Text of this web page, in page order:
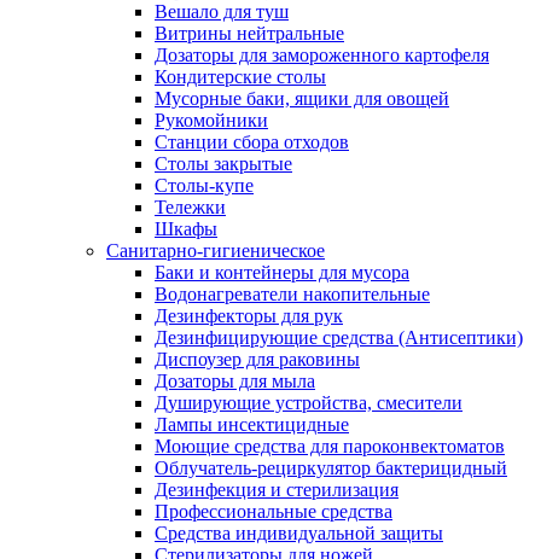
Вешало для туш
Витрины нейтральные
Дозаторы для замороженного картофеля
Кондитерские столы
Мусорные баки, ящики для овощей
Рукомойники
Станции сбора отходов
Столы закрытые
Столы-купе
Тележки
Шкафы
Санитарно-гигиеническое
Баки и контейнеры для мусора
Водонагреватели накопительные
Дезинфекторы для рук
Дезинфицирующие средства (Антисептики)
Диспоузер для раковины
Дозаторы для мыла
Душирующие устройства, смесители
Лампы инсектицидные
Моющие средства для пароконвектоматов
Облучатель-рециркулятор бактерицидный
Дезинфекция и стерилизация
Профессиональные средства
Средства индивидуальной защиты
Стерилизаторы для ножей